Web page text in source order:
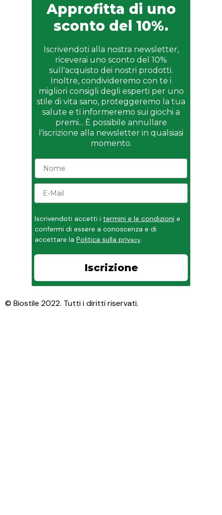
Approfitta di uno
sconto del 10%.
Iscrivendoti alla nostra newsletter,
riceverai uno sconto del 10%
sull'acquisto dei nostri prodotti.
Inoltre, condivideremo con te i
migliori consigli degli esperti per uno
stile di vita sano, proteggeremo la tua
salute e ti informeremo sui giochi a
premi... È possibile annullare
l'iscrizione alla newsletter in qualsiasi
momento.
Iscrivendoti accetti i termini e le condizioni e
confermi di essere a conoscenza e di
accettare la Politica sulla privacy.
Iscrizione
© Biostile 2022. Tutti i diritti riservati.